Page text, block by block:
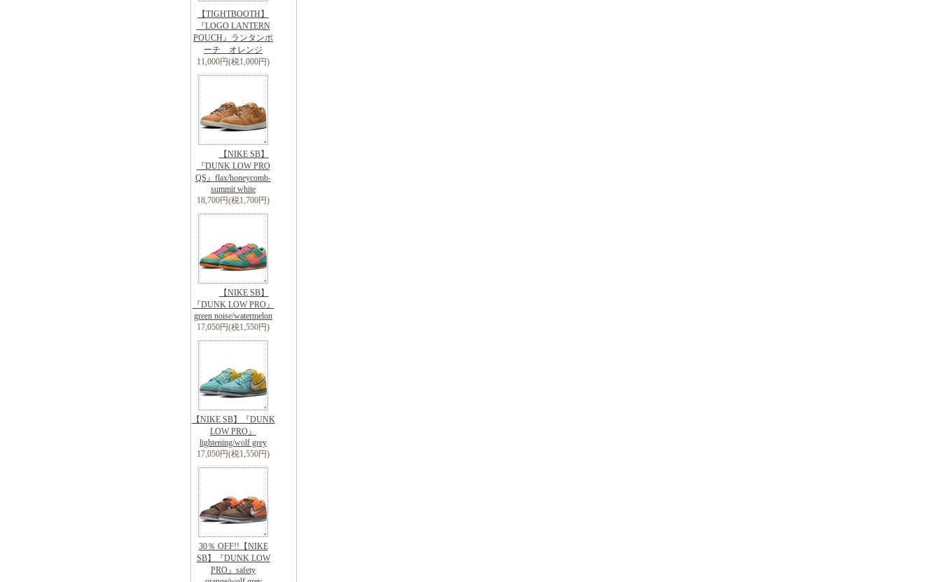
【TIGHTBOOTH】
『LOGO LANTERN
POUCH』ランタンポ
ーチ オレンジ
11,000円(税1,000円)
【NIKE SB】
『DUNK LOW PRO
QS』flax/honeycomb-
summit white
18,700円(税1,700円)
【NIKE SB】
『DUNK LOW PRO』
green noise/watermelon
17,050円(税1,550円)
【NIKE SB】『DUNK
LOW PRO』
lightening/wolf grey
17,050円(税1,550円)
30％ OFF!!【NIKE
SB】『DUNK LOW
PRO』safety